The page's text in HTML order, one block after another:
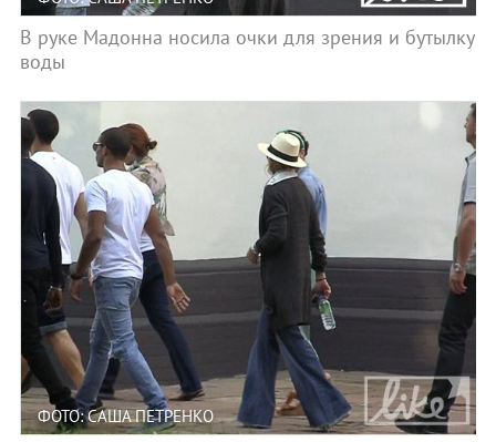
В руке Мадонна носила очки для зрения и бутылку
воды
ФОТО: САША ПЕТРЕНКО